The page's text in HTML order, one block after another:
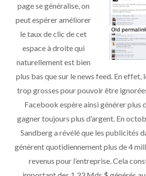
page se généralise, on
peut espérer améliorer
le taux de clic de cet
espace à droite qui
naturellement est bien
plus bas que sur le news feed. En effet,
trop grosses pour pouvoir être
Facebook espère ainsi générer plus
gagner toujours plus d’argent. En
Sandberg a révélé que les publicités
génèrent quotidiennement plus de 4
revenus pour l’entreprise. Cela